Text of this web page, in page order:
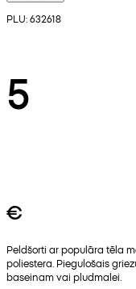
PLU: 632618
5
€
Peldšorti ar populāra tēla
poliestera. Piegulošais
baseinam vai pludmalei.